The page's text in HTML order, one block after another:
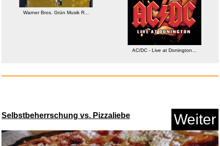
Anzeige
Warner Bros. Grün Musik R...
AC/DC - Live at Donington...
Selbstbeherrschung vs. Pizzaliebe Weiter